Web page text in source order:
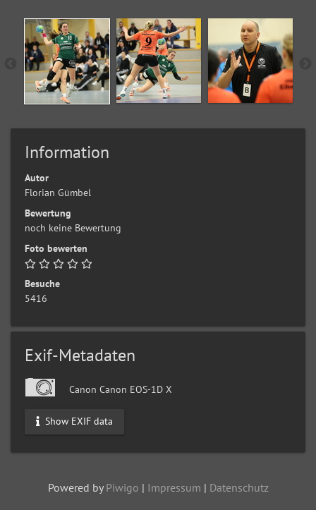
Information
Autor
Florian Gümbel
Bewertung
noch keine Bewertung
Foto bewerten
Besuche
5416
Exif-Metadaten
Canon Canon EOS-1D X
Show EXIF data
Powered by Piwigo | Impressum | Datenschutz